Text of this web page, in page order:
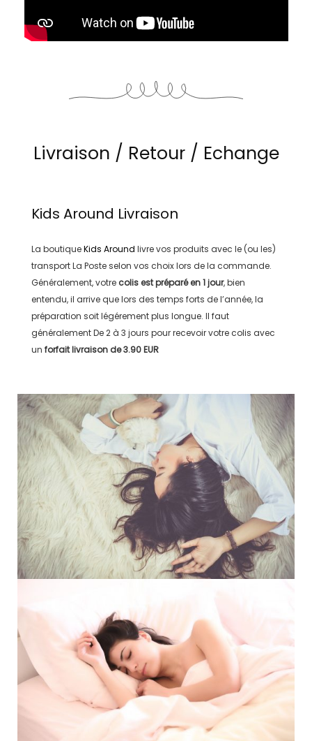
Livraison / Retour / Echange
Kids Around Livraison
La boutiqueKids Around livre vos produits avec le (ou les)
transportLa Posteselon vos choix lors de la commande.
Généralement, votre colis est préparé en1 jour, bien
entendu, il arrive que lors des temps forts de l’année, la
préparation soit légérement plus longue. Il faut
généralementDe 2 à 3 jours pour recevoir votre colis avec
un forfait livraison de3.90 EUR